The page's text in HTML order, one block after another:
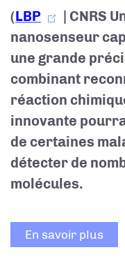
(LBP
| CNRS
nanosenseur
une grande
combinant
réaction
innovante
de certaines
détecter de
molécules.
En savoir plus